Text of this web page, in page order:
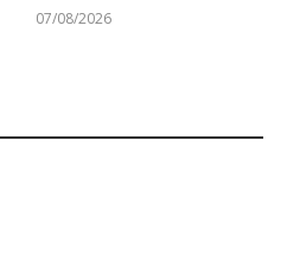
07/08/2026